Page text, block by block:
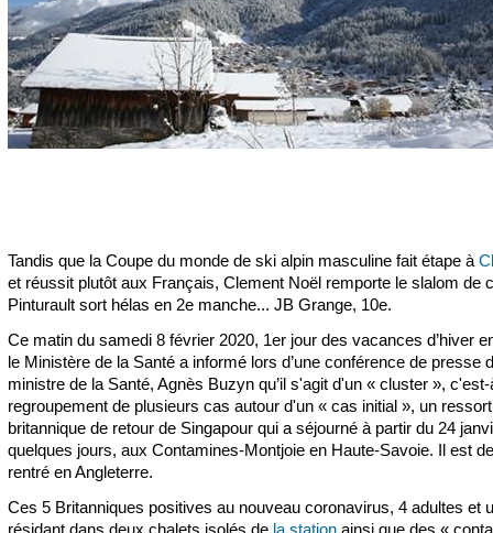
Tandis que la Coupe du monde de ski alpin masculine fait étape à
et réussit plutôt aux Français, Clement Noël remporte le slalom de
Pinturault sort hélas en 2e manche... JB Grange, 10e.
Ce matin du samedi 8 février 2020, 1er jour des vacances d’hiver
le Ministère de la Santé a informé lors d’une conférence de presse
ministre de la Santé, Agnès Buzyn qu’il s'agit d'un « cluster »,
regroupement de plusieurs cas autour d'un « cas initial », un
britannique de retour de Singapour qui a séjourné à partir du 24
quelques jours, aux Contamines-Montjoie en Haute-Savoie. Il est
rentré en Angleterre.
Ces 5 Britanniques positives au nouveau coronavirus, 4 adultes et
résidant dans deux chalets isolés de la station ainsi que des «